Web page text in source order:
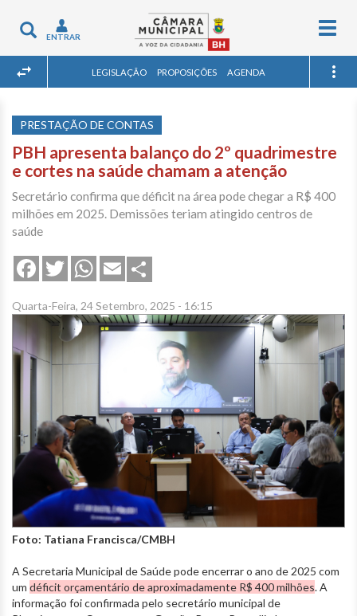
Toggle
navigation
ENTRAR
LEGISLAÇÃO PROPOSIÇÕES AGENDA
PRESTAÇÃO DE CONTAS
PBH apresenta balanço do 2º quadrimestre
e cortes na saúde chamam a atenção
Secretário confirma que déficit na área pode chegar a R$ 400
milhões em 2025. Demissões teriam atingido centros de
saúde
FacebookTwitterWhatsApp
Email
Quarta-Feira, 24 Setembro, 2025 - 16:15
Foto: Tatiana Francisca/CMBH
A Secretaria Municipal de Saúde pode encerrar o ano de 2025 com
um déficit orçamentário de aproximadamente R$ 400 milhões. A
informação foi confirmada pelo secretário municipal de